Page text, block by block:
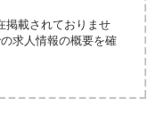
掲載されておりませ
求人情報の概要を確